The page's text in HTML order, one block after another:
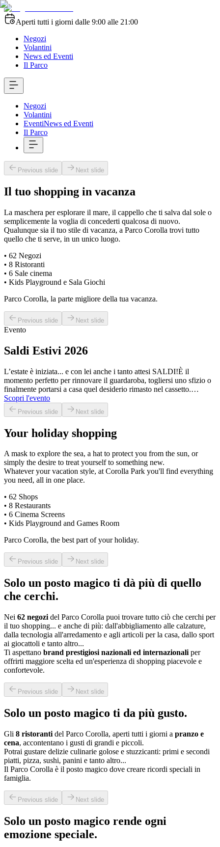
Aperti tutti i giorni dalle 9:00 alle 21:00
Negozi
Volantini
News ed Eventi
Il Parco
Negozi
Volantini
EventiNews ed Eventi
Il Parco
Previous slide Next slide
Il tuo shopping in vacanza
La maschera per esplorare il mare, il cappello che ti salva dal sole o
semplicemente la voglia di concederti qualcosa di nuovo.
Qualunque sia il tuo stile di vacanza, a Parco Corolla trovi tutto
quello che ti serve, in un unico luogo.
• 62 Negozi
• 8 Ristoranti
• 6 Sale cinema
• Kids Playground e Sala Giochi
Parco Corolla, la parte migliore della tua vacanza.
Previous slide Next slide
Evento
Saldi Estivi 2026
L’estate è iniziata... e con lei anche i tanto attesi SALDI!È il
momento perfetto per rinnovare il guardaroba, togliersi uno sfizio o
finalmente portarsi a casa quel desiderio rimasto nel cassetto.…
Scopri l'evento
Previous slide Next slide
Your holiday shopping
A mask to explore the sea, a hat to protect you from the sun, or
simply the desire to treat yourself to something new.
Whatever your vacation style, at Corolla Park you'll find everything
you need, all in one place.
• 62 Shops
• 8 Restaurants
• 6 Cinema Screens
• Kids Playground and Games Room
Parco Corolla, the best part of your holiday.
Previous slide Next slide
Solo un posto magico ti dà più di quello
che cerchi.
Nei 62 negozi del Parco Corolla puoi trovare tutto ciò che cerchi per
il tuo shopping... e anche di più: dall'abbigliamento alle calzature,
dalla tecnologia all'arredamento e agli articoli per la casa, dallo sport
ai giocattoli e tanto altro...
Ti aspettano brand prestigiosi nazionali ed internazionali per
offrirti maggiore scelta ed un'esperienza di shopping piacevole e
confortevole.
Previous slide Next slide
Solo un posto magico ti da più gusto.
Gli 8 ristoranti del Parco Corolla, aperti tutti i giorni a pranzo e
cena, accontentano i gusti di grandi e piccoli.
Potrai gustare delizie culinarie golose e stuzzicanti: primi e secondi
piatti, pizza, sushi, panini e tanto altro...
Il Parco Corolla è il posto magico dove creare ricordi speciali in
famiglia.
Previous slide Next slide
Solo un posto magico rende ogni
emozione speciale.